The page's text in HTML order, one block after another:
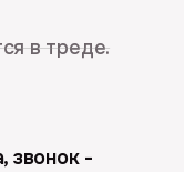
в треде.
звонок -